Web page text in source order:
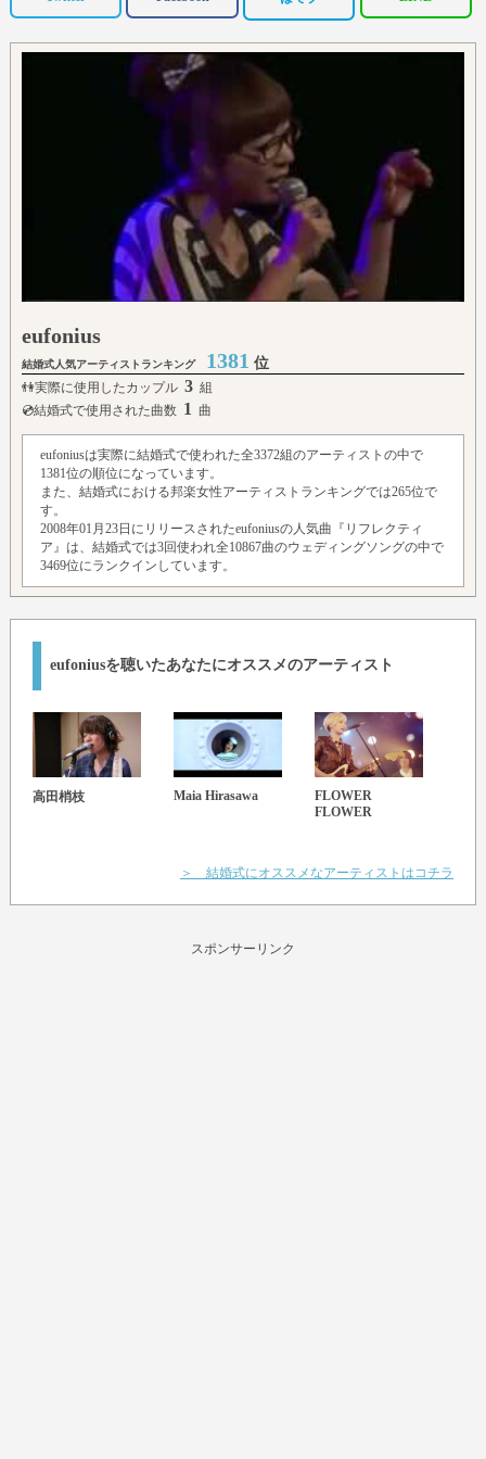
eufonius
結婚式人気アーティストランキング 1381 位
👫実際に使用したカップル 3 組
💿結婚式で使用された曲数 1 曲
eufoniusは実際に結婚式で使われた全3372組のアーティストの中で
1381位の順位になっています。
また、結婚式における邦楽女性アーティストランキングでは265位で
す。
2008年01月23日にリリースされたeufoniusの人気曲『リフレクティ
ア』は、結婚式では3回使われ全10867曲のウェディングソングの中で
3469位にランクインしています。
eufoniusを聴いたあなたにオススメのアーティスト
高田梢枝 Maia Hirasawa
FLOWER
FLOWER
＞ 結婚式にオススメなアーティストはコチラ
スポンサーリンク